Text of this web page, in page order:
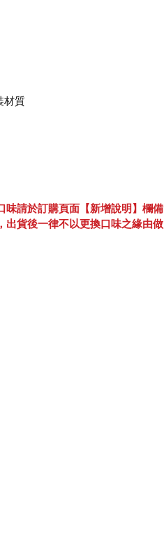
材質
味請於訂購頁面【新增說明】欄備
出貨後一律不以更換口味之緣由做